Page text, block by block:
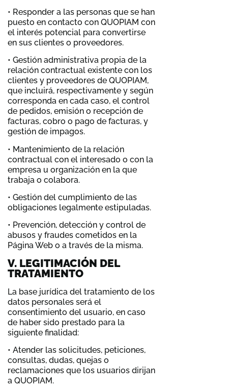
• Responder a las personas que se han
puesto en contacto con QUOPIAM con
el interés potencial para convertirse
en sus clientes o proveedores.
• Gestión administrativa propia de la
relación contractual existente con los
clientes y proveedores de QUOPIAM,
que incluirá, respectivamente y según
corresponda en cada caso, el control
de pedidos, emisión o recepción de
facturas, cobro o pago de facturas, y
gestión de impagos.
• Mantenimiento de la relación
contractual con el interesado o con la
empresa u organización en la que
trabaja o colabora.
• Gestión del cumplimiento de las
obligaciones legalmente estipuladas.
• Prevención, detección y control de
abusos y fraudes cometidos en la
Página Web o a través de la misma.
V. LEGITIMACIÓN DEL
TRATAMIENTO
La base jurídica del tratamiento de los
datos personales será el
consentimiento del usuario, en caso
de haber sido prestado para la
siguiente finalidad:
• Atender las solicitudes, peticiones,
consultas, dudas, quejas o
reclamaciones que los usuarios dirijan
a QUOPIAM.